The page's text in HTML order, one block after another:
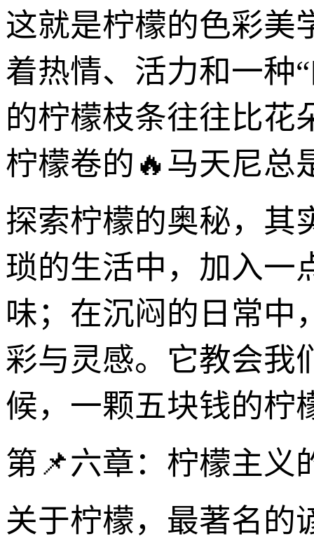
这就是柠檬的色彩美
着热情、活力和一种
的柠檬枝条往往比花
柠檬卷的🔥马天尼总
探索柠檬的奥秘，其
琐的生活中，加入一
味；在沉闷的日常中
彩与灵感。它教会我
候，一颗五块钱的柠
第📌六章：柠檬主
关于柠檬，最著名的